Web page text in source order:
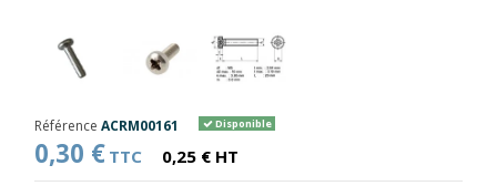
Référence ACRM00161 Disponible
0,30 € TTC 0,25 € HT